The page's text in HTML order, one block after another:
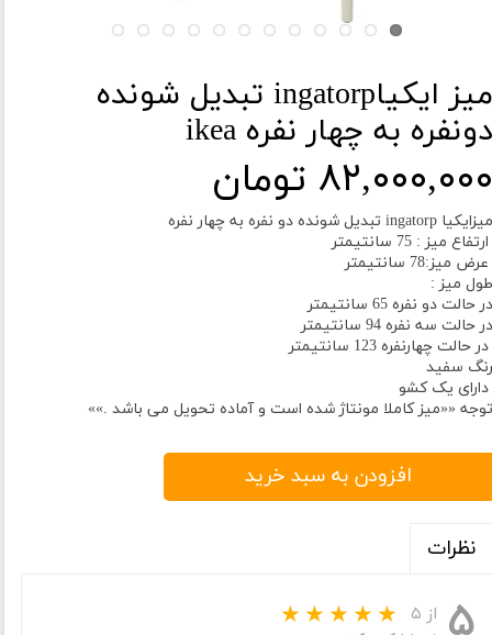
میز ایکیاingatorp تبدیل شونده
دونفره به چهار نفره ikea
۸۲,۰۰۰,۰۰۰ تومان
میزایکیا ingatorp تبدیل شونده دو نفره به چهار نفره
ارتفاع میز : 75 سانتیمتر
عرض میز:78 سانتیمتر
طول میز :
در حالت دو نفره 65 سانتیمتر
در حالت سه نفره 94 سانتیمتر
در حالت چهارنفره 123 سانتیمتر
رنگ سفید
دارای یک کشو
توجه ««میز کاملا مونتاژ شده است و آماده تحویل می باشد .»»
افزودن به سبد خرید
نظرات
از ۵